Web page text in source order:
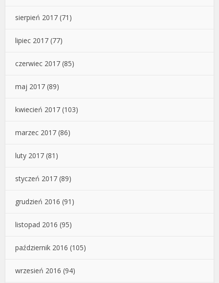
sierpień 2017 (71)
lipiec 2017 (77)
czerwiec 2017 (85)
maj 2017 (89)
kwiecień 2017 (103)
marzec 2017 (86)
luty 2017 (81)
styczeń 2017 (89)
grudzień 2016 (91)
listopad 2016 (95)
październik 2016 (105)
wrzesień 2016 (94)